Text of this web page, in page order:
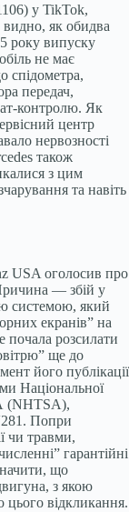
у TikTok,
видно, як обидва
року випуску
не має
спідометра,
передач,
контролю. Як
центр
нервозності
також
з цим
та навіть
USA оголосив про
— збій у
системою, який
екранів” на
почала розсилати
ще до
його публікації
Національної
(NHTSA),
Попри
чи травми,
гарантійні
що
з якою
цього відкликання.